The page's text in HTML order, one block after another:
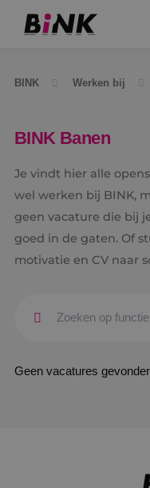
BINK Werken bij
BINK Banen
Je vindt hier alle
wel werken bij BINK,
geen vacature die bij
goed in de gaten. Of
motivatie en CV naar
Geen vacatures